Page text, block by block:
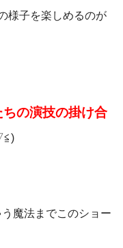
様子を楽しめるのが
ちの演技の掛け合
魔法までこのショー